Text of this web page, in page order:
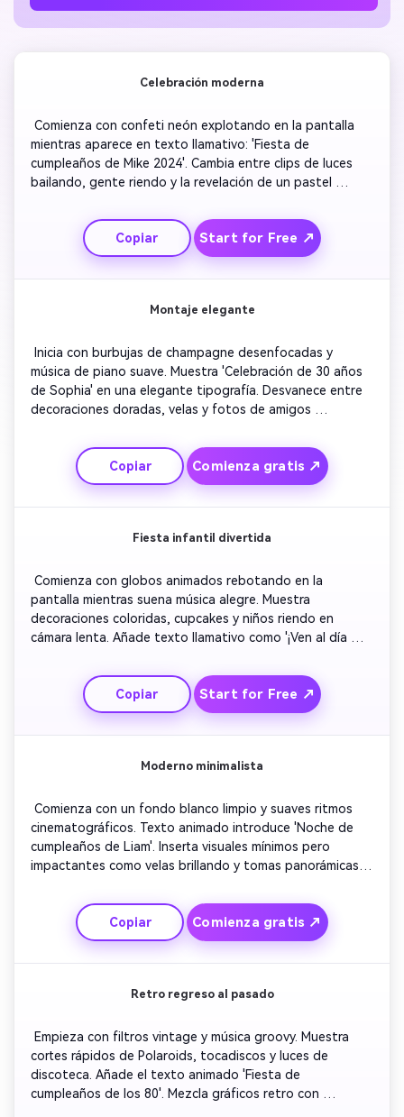
Celebración moderna
Comienza con confeti neón explotando en la pantalla
mientras aparece en texto llamativo: 'Fiesta de
cumpleaños de Mike 2024'. Cambia entre clips de luces
bailando, gente riendo y la revelación de un pastel
transiciones rápidas para crear entusiasmo. Incluye
superposiciones de texto con detalles de hora y lugar.
Finaliza con una explosión de color y la frase: '¡No te
pierdas la diversión!'
Copiar Start for Free ↗
Montaje elegante
Inicia con burbujas de champagne desenfocadas y
música de piano suave. Muestra 'Celebración de 30 años
de Sophia' en una elegante tipografía. Desvanece entre
decoraciones doradas, velas y fotos de amigos
del evento. Termina con un marco dorado brillante y un
mensaje final cálido y personal, perfecto para
invitaciones formales o cumpleaños importantes.
Copiar Comienza gratis ↗
Fiesta infantil divertida
Comienza con globos animados rebotando en la
pantalla mientras suena música alegre. Muestra
decoraciones coloridas, cupcakes y niños riendo en
cámara lenta. Añade texto llamativo como '¡Ven al día
transiciones brillantes y stickers en movimiento para un
toque juguetón. Cierra con fuegos artificiales de confeti
y una simpática leyenda '¡Te esperamos!', diseñada para
compartir en redes sociales.
Copiar Start for Free ↗
Moderno minimalista
Comienza con un fondo blanco limpio y suaves ritmos
cinematográficos. Texto animado introduce 'Noche de
cumpleaños de Liam'. Inserta visuales mínimos pero
impactantes como velas brillando y tomas panorámicas
Finaliza con un pequeño destello de luz y los detalles de
confirmación, ideal para quienes prefieren un estilo chic y
pulido que destaque en Instagram o TikTok.
Copiar Comienza gratis ↗
Retro regreso al pasado
Empieza con filtros vintage y música groovy. Muestra
cortes rápidos de Polaroids, tocadiscos y luces de
discoteca. Añade el texto animado 'Fiesta de
cumpleaños de los 80'. Mezcla gráficos retro con